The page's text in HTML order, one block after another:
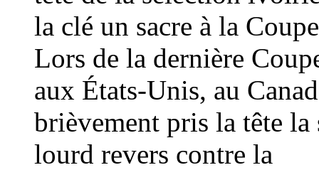
la clé un sacre à la
Lors de la dernière
aux États-Unis, au
brièvement pris la tête
lourd revers contre la